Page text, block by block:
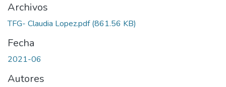
Archivos
TFG- Claudia Lopez.pdf(861.56 KB)
Fecha
2021-06
Autores